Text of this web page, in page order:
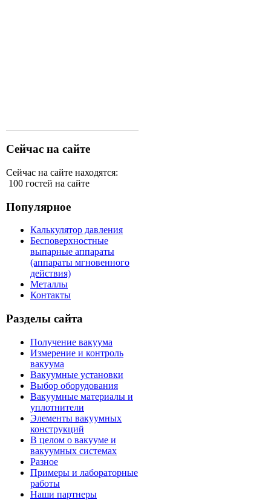
Сейчас на сайте
Сейчас на сайте находятся:
100 гостей на сайте
Популярное
Калькулятор давления
Бесповерхностные
выпарные аппараты
(аппараты мгновенного
действия)
Металлы
Контакты
Разделы сайта
Получение вакуума
Измерение и контроль
вакуума
Вакуумные установки
Выбор оборудования
Вакуумные материалы и
уплотнители
Элементы вакуумных
конструкций
В целом о вакууме и
вакуумных системах
Разное
Примеры и лабораторные
работы
Наши партнеры